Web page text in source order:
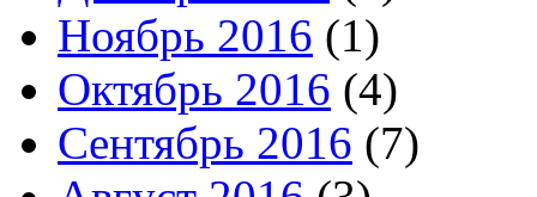
Ноябрь 2016 (1)
Октябрь 2016 (4)
Сентябрь 2016 (7)